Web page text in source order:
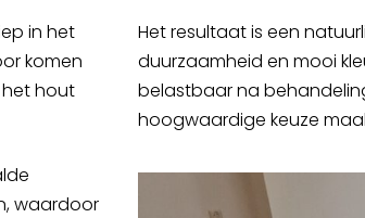
in het
komen
hout
waardoor
Het resultaat is een
duurzaamheid en mooi
belastbaar na
hoogwaardige keuze